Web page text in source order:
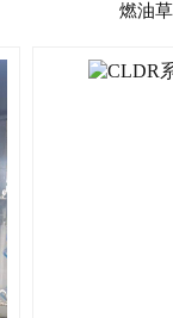
燃油